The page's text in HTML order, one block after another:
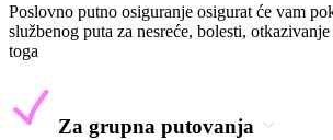
Poslovno putno osiguranje osigurat će vam
službenog puta za nesreće, bolesti,
toga
Za grupna putovanja